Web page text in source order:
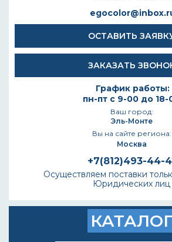
ОСТАВИТЬ
ЗАКАЗАТЬ
График работы:
пн-пт с 9-00 до 18-
Ваш город:
Эль-Монте
Вы на сайте региона:
Москва
+7(812)493-44-
Осуществляем поставки
Юридических лиц